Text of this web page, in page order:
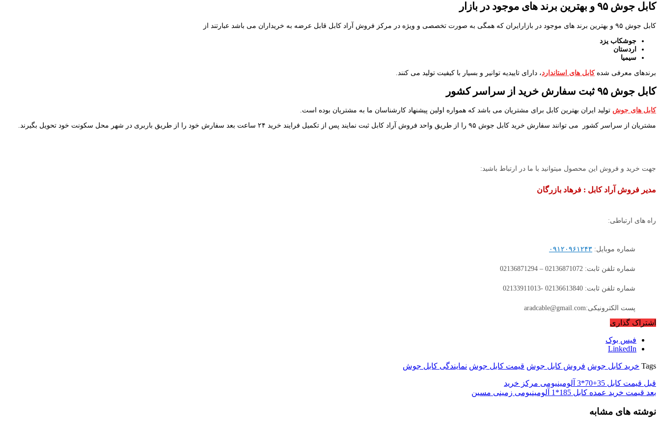
کابل جوش ۹۵ و بهترین برند های موجود در بازار
کابل جوش ۹۵ و بهترین برند های موجود در بازارایران که همگی به صورت تخصصی و ویژه در مرکز فروش آراد کابل قابل عرضه به خریداران می باشد عبارتند از
جوشکاب یزد
اردستان
سیمیا
برندهای معرفی شدهکابل های استاندارد، دارای تاییدیه توانیر و بسیار با کیفیت تولید می کنند.
کابل جوش ۹۵ ثبت سفارش خرید از سراسر کشور
کابل های جوش تولید ایران بهترین کابل برای مشتریان می باشد که همواره اولین پیشنهاد کارشناسان ما به مشتریان بوده است.
مشتریان از سراسر کشور می توانند سفارش خرید کابل جوش ۹۵ را از طریق واحد فروش آراد کابل ثبت نمایند پس از تکمیل فرایند خرید ۲۴ ساعت بعد سفارش خود را از طریق باربری در شهر محل سکونت خود تحویل بگیرند.
جهت خرید و فروش این محصول میتوانید با ما در ارتباط باشید:
مدیر فروش آراد کابل : فرهاد بازرگان
راه های ارتباطی:
شماره موبایل: ۰۹۱۲۰۹۶۱۲۴۳
شماره تلفن ثابت: 02136871072 – 02136871294
شماره تلفن ثابت: 02136613840 -02133911013
پست الکترونیکی:aradcable@gmail.com
اشتراک گذاری
فیس بوک
LinkedIn
Tags خرید کابل جوش فروش کابل جوش قیمت کابل جوش نمایندگی کابل جوش
قبل قیمت کابل 35+70*3 آلومینیومی مرکز خرید
بعد قیمت خرید عمده کابل 185*1 آلومینیومی زمینی مسین
نوشته های مشابه